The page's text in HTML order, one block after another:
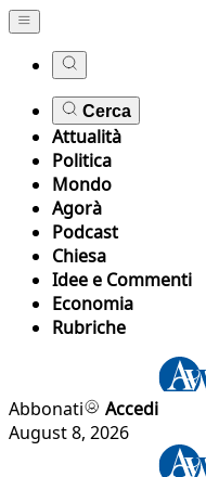
Cerca
Attualità
Politica
Mondo
Agorà
Podcast
Chiesa
Idee e Commenti
Economia
Rubriche
Abbonati
Accedi
August 8, 2026